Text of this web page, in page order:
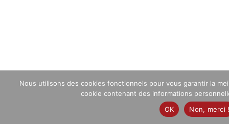
Nous utilisons des cookies fonctionnels pour vous garantir la
cookie contenant des informations
OK
Non, merci